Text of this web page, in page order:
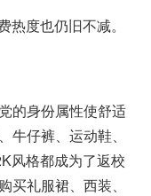
度也仍旧不减。
的身份属性使舒适
仔裤、运动鞋、
风格都成为了返校
礼服裙、西装、